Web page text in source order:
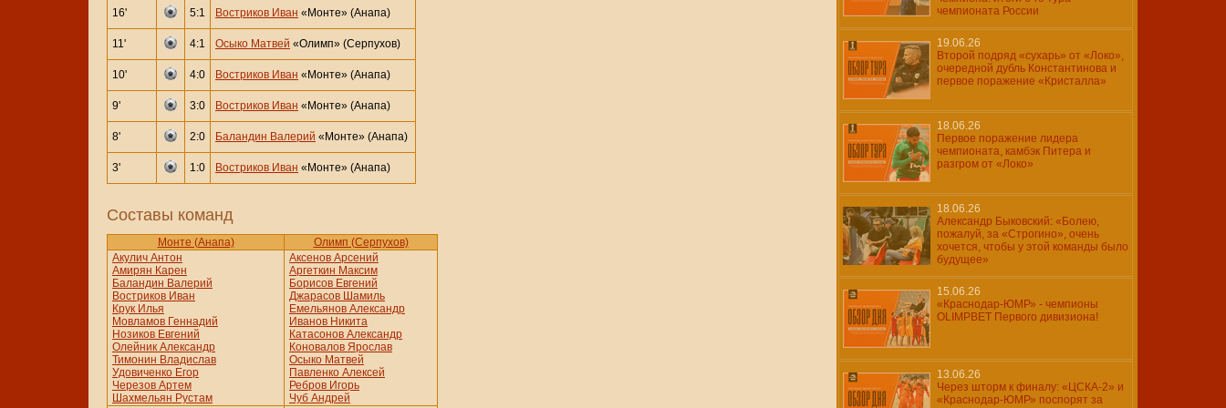
16' 5:1 Востриков Иван «Монте» (Анапа)
11' 4:1 Осыко Матвей «Олимп» (Серпухов)
10' 4:0 Востриков Иван «Монте» (Анапа)
9' 3:0 Востриков Иван «Монте» (Анапа)
8' 2:0 Баландин Валерий «Монте» (Анапа)
3' 1:0 Востриков Иван «Монте» (Анапа)
Составы команд
Монте (Анапа)
Олимп (Серпухов)
Акулич Антон
Амирян Карен
Баландин Валерий
Востриков Иван
Крук Илья
Мовламов Геннадий
Нозиков Евгений
Олейник Александр
Тимонин Владислав
Удовиченко Егор
Черезов Артем
Шахмельян Рустам
Аксенов Арсений
Аргеткин Максим
Борисов Евгений
Джарасов Шамиль
Емельянов Александр
Иванов Никита
Катасонов Александр
Коновалов Ярослав
Осыко Матвей
Павленко Алексей
Ребров Игорь
Чуб Андрей
чемпионата России
19.06.26
Второй подряд «сухарь» от «Локо»,
очередной дубль Константинова и
первое поражение «Кристалла»
18.06.26
Первое поражение лидера
чемпионата, камбэк Питера и
разгром от «Локо»
18.06.26
Александр Быковский: «Болею,
пожалуй, за «Строгино», очень
хочется, чтобы у этой команды было
будущее»
15.06.26
«Краснодар-ЮМР» - чемпионы
OLIMPBET Первого дивизиона!
13.06.26
Через шторм к финалу: «ЦСКА-2» и
«Краснодар-ЮМР» поспорят за